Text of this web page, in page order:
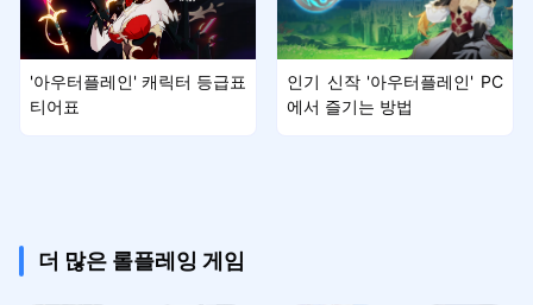
'아우터플레인' 캐릭터 등급표
티어표
인기 신작 '아우터플레인' PC
에서 즐기는 방법
더 많은 롤플레잉 게임